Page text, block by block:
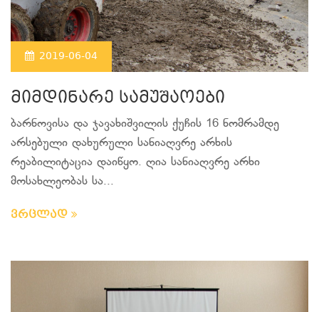
2019-06-04
მიმდინარე სამუშაოები
ბარნოვისა და ჯავახიშვილის ქუჩის 16 ნომრამდე
არსებული დახურული სანიაღვრე არხის
რეაბილიტაცია დაიწყო. ღია სანიაღვრე არხი
მოსახლეობას სა...
ვრცლად